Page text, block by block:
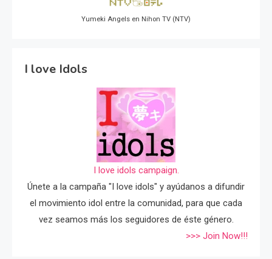
Yumeki Angels en Nihon TV (NTV)
I love Idols
I love idols campaign.
Únete a la campaña "I love idols" y ayúdanos a difundir
el movimiento idol entre la comunidad, para que cada
vez seamos más los seguidores de éste género.
>>> Join Now!!!